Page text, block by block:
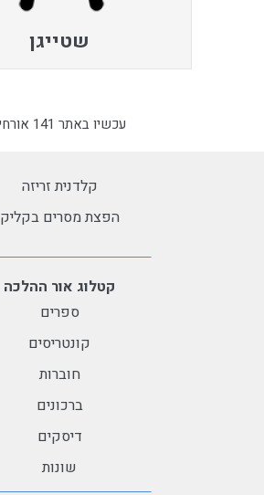
שטייגן
עכשיו באתר 141 אורחים
קלדנית זריזה
הפצת מסרים בקליק
קטלוג אור ההלכה
ספרים
קונטריסים
חוברות
ברכונים
דיסקים
שונות